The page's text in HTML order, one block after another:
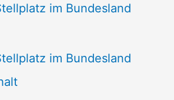
im Bundesland
im Bundesland